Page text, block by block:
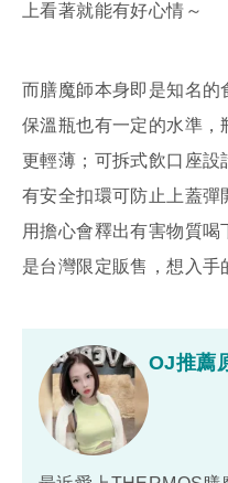
上看著就能有好心情～
而膳魔師本身即是知名的
保溫瓶也有一定的水準，
更輕薄；可拆式飲口座設
有安全扣環可防止上蓋彈
用擔心會釋出有害物質
是台灣限定販售，想入手
OJ推薦